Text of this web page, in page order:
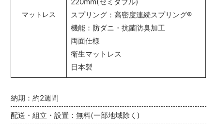
納期：約2週間
配送・組立・設置：無料(一部地域除く)
マットレス
スプリング：高密度連続スプリング®
機能：防ダニ・抗菌防臭加工
両面仕様
衛生マットレス
日本製